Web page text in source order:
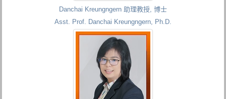
Danchai Kreungngern 助理教授, 博士
Asst. Prof. Danchai Kreungngern, Ph.D.